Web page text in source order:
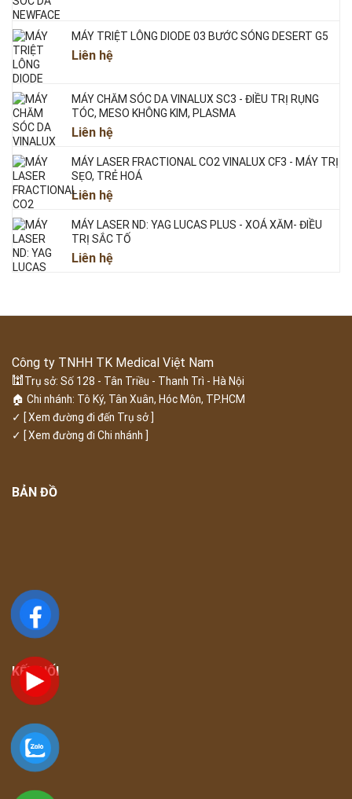
MÁY TRIỆT LÔNG DIODE 03 BƯỚC SÓNG DESERT G5
Liên hệ
MÁY CHĂM SÓC DA VINALUX SC3 - ĐIỀU TRỊ RỤNG
TÓC, MESO KHÔNG KIM, PLASMA
Liên hệ
MÁY LASER FRACTIONAL CO2 VINALUX CF3 - MÁY TRỊ
SẸO, TRẺ HOÁ
Liên hệ
MÁY LASER ND: YAG LUCAS PLUS - XOÁ XĂM- ĐIỀU
TRỊ SẮC TỐ
Liên hệ
Công ty TNHH TK Medical Việt Nam
🕍 Trụ sở: Số 128 - Tân Triều - Thanh Trì - Hà Nội
🏠 Chi nhánh: Tô Ký, Tân Xuân, Hóc Môn, TP.HCM
✓ [ Xem đường đi đến Trụ sở ]
✓ [ Xem đường đi Chi nhánh ]
BẢN ĐỒ
KẾT NỐI